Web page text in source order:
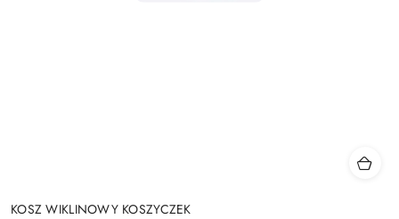
KOSZ WIKLINOWY KOSZYCZEK